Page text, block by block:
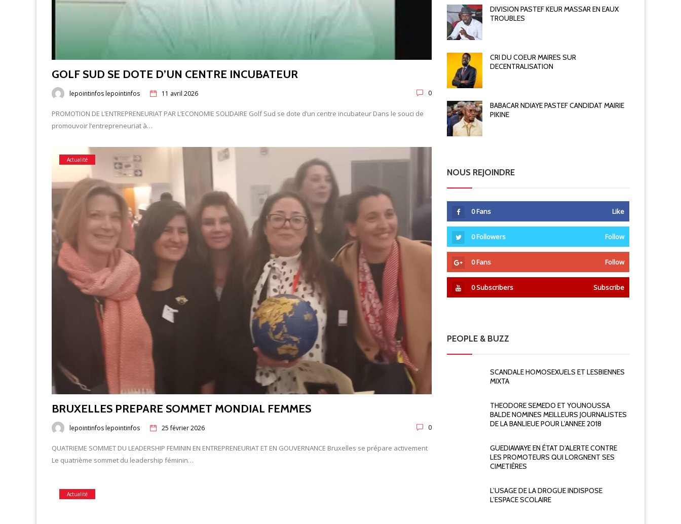
GOLF SUD SE DOTE D’UN CENTRE INCUBATEUR
lepointinfos lepointinfos 11 avril 2026 0
PROMOTION DE L’ENTREPRENEURIAT PAR L’ECONOMIE SOLIDAIRE Golf Sud se dote d’un centre incubateur Dans le souci de
promouvoir l’entrepreneuriat à…
Actualité
BRUXELLES PREPARE SOMMET MONDIAL FEMMES
lepointinfos lepointinfos 25 février 2026 0
QUATRIEME SOMMET DU LEADERSHIP FEMININ EN ENTREPRENEURIAT ET EN GOUVERNANCE Bruxelles se prépare activement
Le quatrième sommet du leadership féminin…
Actualité
DIVISION PASTEF KEUR MASSAR EN EAUX
TROUBLES
CRI DU COEUR MAIRES SUR
DECENTRALISATION
BABACAR NDIAYE PASTEF CANDIDAT MAIRIE
PIKINE
NOUS REJOINDRE
0Fans Like
0Followers Follow
0Fans Follow
0Subscribers Subscribe
PEOPLE & BUZZ
SCANDALE HOMOSEXUELS ET LESBIENNES
MIXTA
THEODORE SEMEDO ET YOUNOUSSA
BALDE NOMINES MEILLEURS JOURNALISTES
DE LA BANLIEUE POUR L’ANNEE 2018
GUEDIAWAYE EN ÉTAT D’ALERTE CONTRE
LES PROMOTEURS QUI LORGNENT SES
CIMETIÈRES
L’USAGE DE LA DROGUE INDISPOSE
L’ESPACE SCOLAIRE